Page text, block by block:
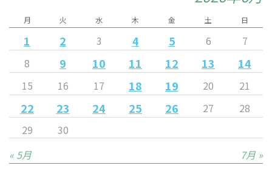
月 火 水 木 金 土 日
1 2 3 4 5 6
7
8
9 10 11 12 13 14
15 16 17 18 19 20 21
22 23 24 25 26 27
28
29
30
« 5月
7月 »